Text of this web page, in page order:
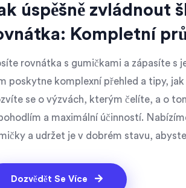
úspěšně zvládnout
Kompletní
rovnátka s gumičkami a zápasíte s
poskytne komplexní přehled a tipy,
se o výzvách, kterým čelíte, a o
a maximální účinností.
a udržet je v dobrém stavu,
Dozvědět Se Více